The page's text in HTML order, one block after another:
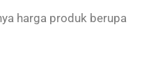
harga produk berupa